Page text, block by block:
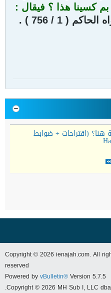
بم كسينا هذا ؟ فيقال :
( 1 / 756 ) .
هنا؟ (اقتراحات + ضوابط
Copyright © 2026 ienajah.com. All
reserved
Powered byvBulletin®Version 5.7.5
Copyright © 2026 MH Sub I, LLC